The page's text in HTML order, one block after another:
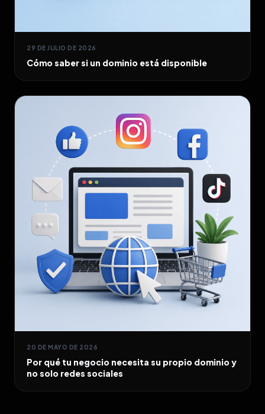
29 DE JULIO DE 2026
Cómo saber si un dominio está disponible
20 DE MAYO DE 2026
Por qué tu negocio necesita su propio dominio y
no solo redes sociales